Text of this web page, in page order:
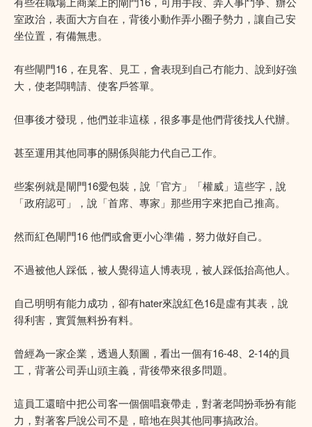
室政治，表面大方自在，背後小動作弄小圈子勢力，讓自己安
坐位置，有備無患。
有些閘門16，在見客、見工，會表現到自己冇能力、說到好強
大，使老闆聘請、使客戶答單。
但事後才發現，他們並非這樣，很多事是他們背後找人代辦。
甚至運用其他同事的關係與能力代自己工作。
些案例就是閘門16愛包裝，說「官方」「權威」這些字，說
「政府認可」，說「首席、專家」那些用字來把自己推高。
然而紅色閘門16 他們或會更小心準備，努力做好自己。
不過被他人踩低，被人覺得這人博表現，被人踩低抬高他人。
自己明明有能力成功，卻有hater來說紅色16是虛有其表，說
得利害，實質無料扮有料。
曾經為一家企業，透過人類圖，看出一個有16-48、2-14的員
工，背著公司弄山頭主義，背後帶來很多問題。
這員工還暗中把公司客一個個唱衰帶走，對著老闆扮乖扮有能
力，對著客戶說公司不是，暗地在與其他同事搞政治。